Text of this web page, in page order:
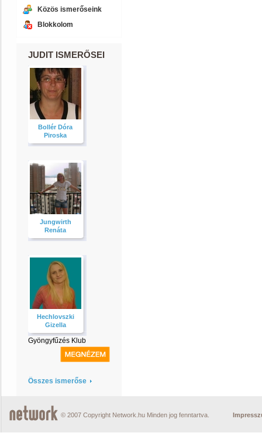
Közös ismerőseink
Blokkolom
JUDIT ISMERŐSEI
Bollér Dóra
Piroska
Jungwirth
Renáta
Hechlovszki
Gizella
Gyöngyfűzés Klub
Összes ismerőse
© 2007 Copyright Network.hu Minden jog fenntartva.